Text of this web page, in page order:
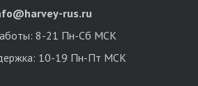
rus.ru
8-21 Пн-Сб МСК
10-19 Пн-Пт МСК